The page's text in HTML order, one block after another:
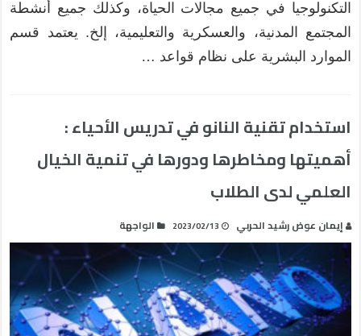
التكنولوجيا في جميع مجالات الحياة، وكذلك جميع أنشطة
المجتمع المدنية، والعسكرية والتعليمية، إلخ. يعتمد قسم
الموارد البشرية على نظام قواعد …
استخدام تقنية النانو في تدريس الأحياء :
أهميتها ومخاطرها ودورها في تنمية الخيال
العلمي لدى الطلاب
إيمان عوض رشيد الحربي 2023/02/13 الواجهة